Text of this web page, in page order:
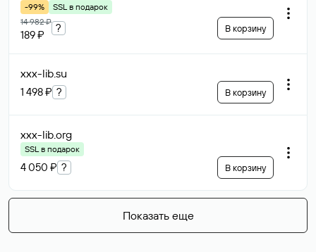
-99%
SSL в подарок
14 982 ₽
189 ₽
? В корзину
xxx-lib.su
1 498 ₽ ? В корзину
xxx-lib.org
SSL в подарок
4 050 ₽ ? В корзину
Показать еще